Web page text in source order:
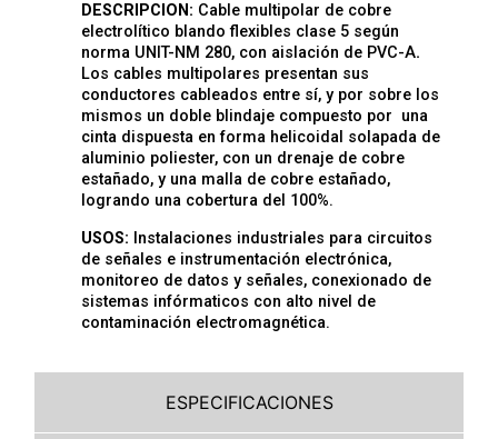
ESPECIFICACIONES
DESCRIPCION: Cable multipolar de cobre
electrolítico blando flexibles clase 5 según
norma UNIT-NM 280, con aislación de PVC-A.
Los cables multipolares presentan sus
conductores cableados entre sí, y por sobre los
mismos un doble blindaje compuesto por una
cinta dispuesta en forma helicoidal solapada de
aluminio poliester, con un drenaje de cobre
estañado, y una malla de cobre estañado,
logrando una cobertura del 100%.
USOS: Instalaciones industriales para circuitos
de señales e instrumentación electrónica,
monitoreo de datos y señales, conexionado de
sistemas infórmaticos con alto nivel de
contaminación electromagnética.